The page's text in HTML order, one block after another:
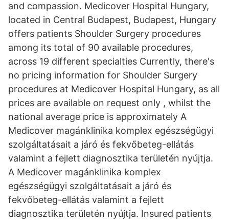
and compassion. Medicover Hospital Hungary,
located in Central Budapest, Budapest, Hungary
offers patients Shoulder Surgery procedures
among its total of 90 available procedures,
across 19 different specialties Currently, there's
no pricing information for Shoulder Surgery
procedures at Medicover Hospital Hungary, as all
prices are available on request only , whilst the
national average price is approximately A
Medicover magánklinika komplex egészségügyi
szolgáltatásait a járó és fekvőbeteg-ellátás
valamint a fejlett diagnosztika területén nyújtja.
A Medicover magánklinika komplex
egészségügyi szolgáltatásait a járó és
fekvőbeteg-ellátás valamint a fejlett
diagnosztika területén nyújtja. Insured patients